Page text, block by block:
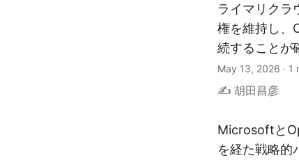
ライマリクラ
権を維持し
続することが
May 13, 2026 · 1
✍️ 胡田昌彦
Microsoftと
を経た戦略的